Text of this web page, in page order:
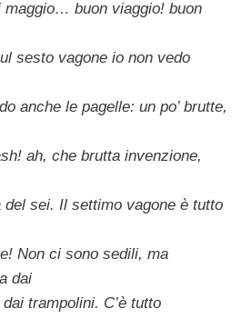
buon viaggio! buon
sesto vagone io non vedo
anche le pagelle: un po’ brutte,
ah, che brutta invenzione,
del sei. Il settimo vagone è tutto
Non ci sono sedili, ma
dai
trampolini. C’è tutto